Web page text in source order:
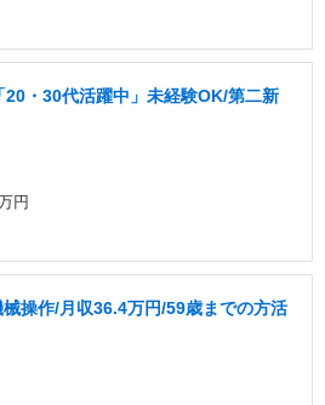
・30代活躍中」未経験OK/第二新
円
操作/月収36.4万円/59歳までの方活